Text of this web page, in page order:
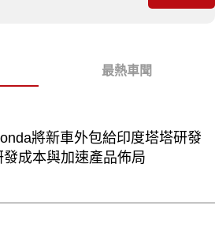
最熱車聞
將新車外包給印度塔塔研發
發成本與加速產品佈局